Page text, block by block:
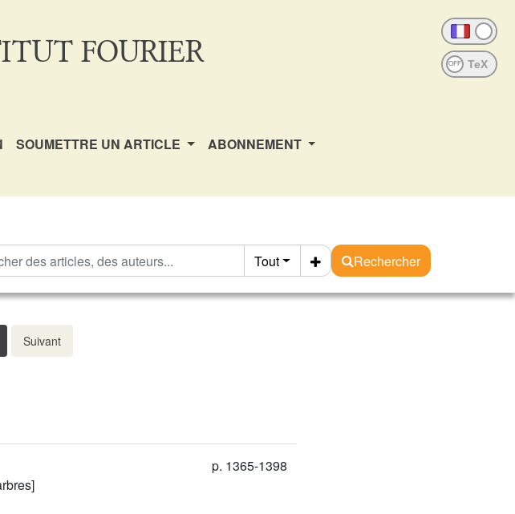
FOURIER OFF
SOUMETTRE UN ARTICLE ABONNEMENT
Tout
Rechercher
Suivant
p. 1365-1398